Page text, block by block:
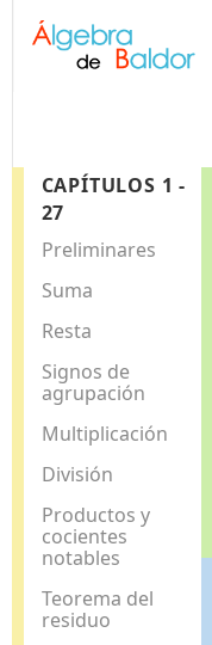
CAPÍTULOS 1 -
27
Preliminares
Suma
Resta
Signos de
agrupación
Multiplicación
División
Productos y
cocientes
notables
Teorema del
residuo